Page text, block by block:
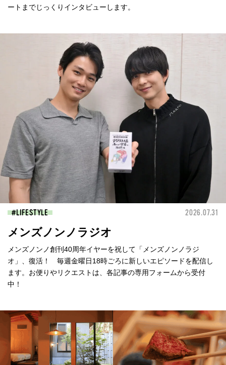
ートまでじっくりインタビューします。
LIFESTYLE 2026.07.31
メンズノンノラジオ
メンズノンノ創刊40周年イヤーを祝して「メンズノンノラジ
オ」、復活！ 毎週金曜日18時ごろに新しいエピソードを配信し
ます。お便りやリクエストは、各記事の専用フォームから受付
中！